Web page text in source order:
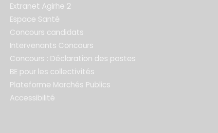
Extranet Agirhe 2
Espace Santé
Concours candidats
Intervenants Concours
Concours : Déclaration des postes
BE pour les collectivités
Plateforme Marchés Publics
Accessibilité